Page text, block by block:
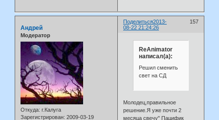
Поделиться 157
2013-
08-22 21:24:26
Андрей
Модератор
Откуда: г.Калуга
Зарегистрирован: 2009-03-19
ReAnimator
написал(а):
Решил сменить
свет на СД
Молодец,правильное
решение.Я уже почти 2
месяца свечу" Пацифик